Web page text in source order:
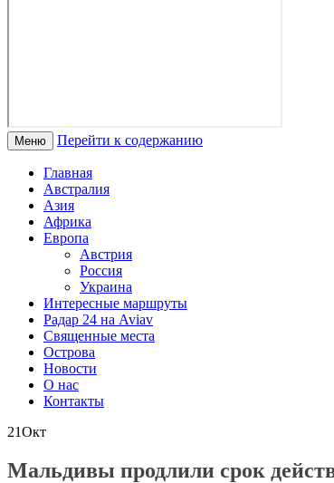
Меню Перейти к содержанию
Главная
Австралия
Азия
Африка
Европа
Австрия
Россия
Украина
Интересные маршруты
Радар 24 на Aviav
Священные места
Острова
Новости
О нас
Контакты
21Окт
Мальдивы продлили срок